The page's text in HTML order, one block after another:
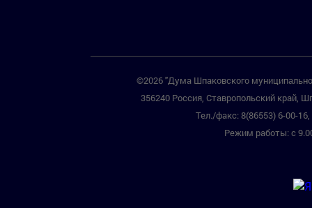
©2026 "Дума Шпаковского
356240 Россия, Ставропольский край,
Тел./факс: 8(86553) 6-00-
Режим работы: с